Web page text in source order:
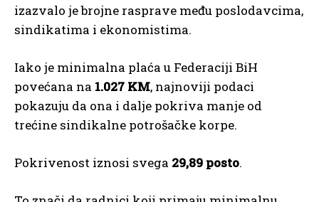
izazvalo je brojne rasprave među poslodavcima,
sindikatima i ekonomistima.
Iako je minimalna plaća u Federaciji BiH
povećana na 1.027 KM, najnoviji podaci
pokazuju da ona i dalje pokriva manje od
trećine sindikalne potrošačke korpe.
Pokrivenost iznosi svega 29,89 posto.